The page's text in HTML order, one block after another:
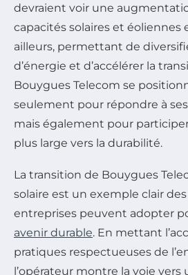
devraient voir une
capacités solaires et éoliennes
ailleurs, permettant de
d’énergie et d’accélérer la
Bouygues Telecom se
seulement pour répondre à
mais également pour
plus large vers la durabilité.
La transition de Bouygues
solaire est un exemple clair
entreprises peuvent adopter
avenir durable. En mettant
pratiques respectueuses de
l’opérateur montre la voie vers